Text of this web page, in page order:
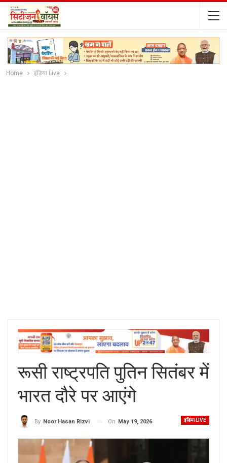
Home इंडिया Live
रूसी राष्ट्रपति पुतिन सितंबर में
भारत दौरे पर आएंगे
इंडिया LIVE
By Noor Hasan Rizvi On May 19, 2026